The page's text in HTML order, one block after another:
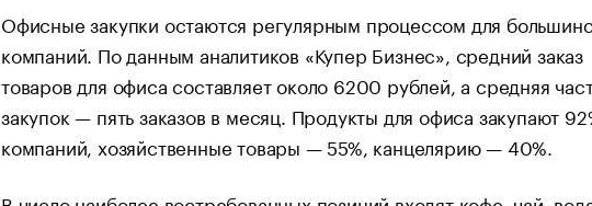
Офисные закупки остаются регулярным процессом для
компаний. По данным аналитиков «Купер Бизнес», средний заказ
товаров для офиса составляет около 6200 рублей, а средняя
закупок — пять заказов в месяц. Продукты для офиса закупают
компаний, хозяйственные товары — 55%, канцелярию — 40%.